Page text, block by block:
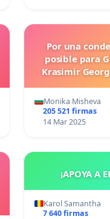
Por una
posible para
Krasimir
más duras
cometidos
Monika Misheva
205 521 firmas
14 Mar 2025
¡APOYA A
Karol Samantha
7 640 firmas